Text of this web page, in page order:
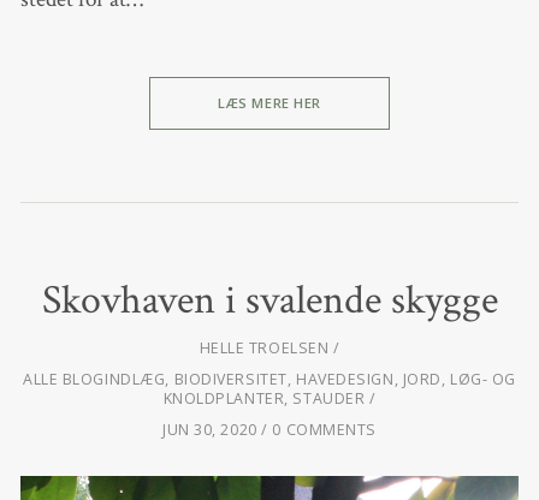
LÆS MERE HER
Skovhaven i svalende skygge
HELLE TROELSEN
ALLE BLOGINDLÆG, BIODIVERSITET, HAVEDESIGN, JORD, LØG- OG
KNOLDPLANTER, STAUDER
JUN 30, 2020
0 COMMENTS